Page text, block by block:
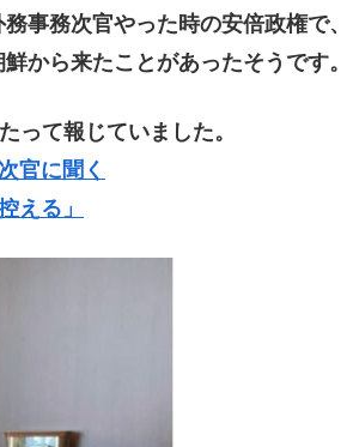
事務次官やった時の安倍政権で、
から来たことがあったそうです。
って報じていました。
官に聞く
える」